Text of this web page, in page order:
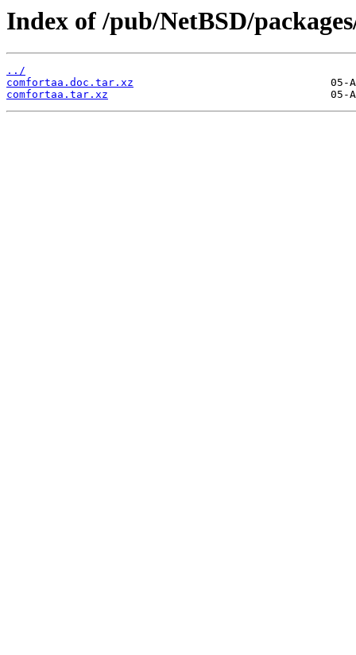
Index of /pub/NetBSD/
../
comfortaa.doc.tar.xz
comfortaa.tar.xz